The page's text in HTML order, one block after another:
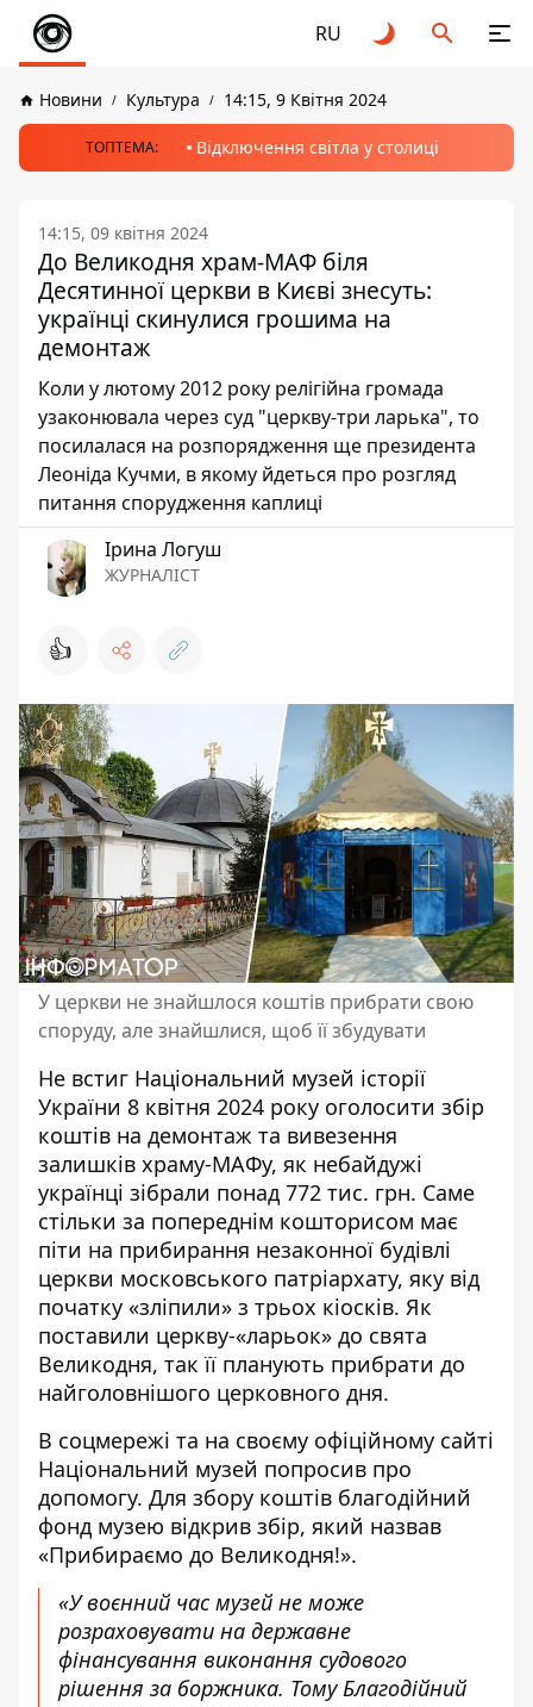
RU
Новини Культура 14:15, 9 Квітня 2024
ТОПТЕМА: Відключення світла у столиці
14:15, 09 квітня 2024
До Великодня храм-МАФ біля
Десятинної церкви в Києві знесуть:
українці скинулися грошима на
демонтаж
Коли у лютому 2012 року релігійна громада
узаконювала через суд "церкву-три ларька", то
посилалася на розпорядження ще президента
Леоніда Кучми, в якому йдеться про розгляд
питання спорудження каплиці
Ірина Логуш
ЖУРНАЛІСТ
👍
У церкви не знайшлося коштів прибрати свою
споруду, але знайшлися, щоб її збудувати
Не встиг Національний музей історії
України 8 квітня 2024 року оголосити збір
коштів на демонтаж та вивезення
залишків храму-МАФу, як небайдужі
українці зібрали понад 772 тис. грн. Саме
стільки за попереднім кошторисом має
піти на прибирання незаконної будівлі
церкви московського патріархату, яку від
початку «зліпили» з трьох кіосків. Як
поставили церкву-«ларьок» до свята
Великодня, так її планують прибрати до
найголовнішого церковного дня.
В соцмережі та на своєму офіційному сайті
Національний музей попросив про
допомогу. Для збору коштів благодійний
фонд музею відкрив збір, який назвав
«Прибираємо до Великодня!».
«У воєнний час музей не може
розраховувати на державне
фінансування виконання судового
рішення за боржника. Тому Благодійний